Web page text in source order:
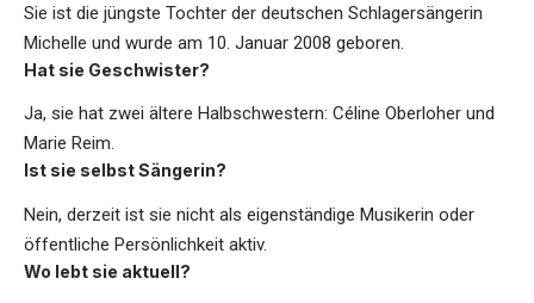
Sie ist die jüngste Tochter der deutschen Schlagersängerin
Michelle und wurde am 10. Januar 2008 geboren.
Hat sie Geschwister?
Ja, sie hat zwei ältere Halbschwestern: Céline Oberloher und
Marie Reim.
Ist sie selbst Sängerin?
Nein, derzeit ist sie nicht als eigenständige Musikerin oder
öffentliche Persönlichkeit aktiv.
Wo lebt sie aktuell?